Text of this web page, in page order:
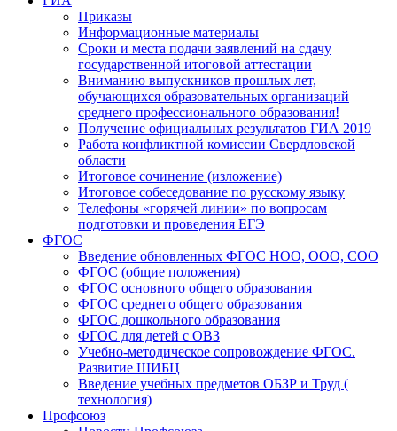
Приказы
Информационные материалы
Сроки и места подачи заявлений на сдачу
государственной итоговой аттестации
Вниманию выпускников прошлых лет,
обучающихся образовательных организаций
среднего профессионального образования!
Получение официальных результатов ГИА 2019
Работа конфликтной комиссии Свердловской
области
Итоговое сочинение (изложение)
Итоговое собеседование по русскому языку
Телефоны «горячей линии» по вопросам
подготовки и проведения ЕГЭ
ФГОС
Введение обновленных ФГОС НОО, ООО, СОО
ФГОС (общие положения)
ФГОС основного общего образования
ФГОС среднего общего образования
ФГОС дошкольного образования
ФГОС для детей с ОВЗ
Учебно-методическое сопровождение ФГОС.
Развитие ШИБЦ
Введение учебных предметов ОБЗР и Труд (
технология)
Профсоюз